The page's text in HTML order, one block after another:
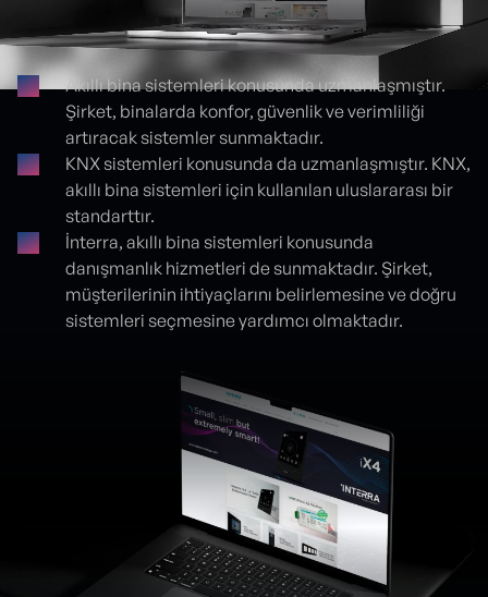
Proje detayları
Akıllı bina sistemleri konusunda uzmanlaşmıştır.
Şirket, binalarda konfor, güvenlik ve verimliliği
artıracak sistemler sunmaktadır.
KNX sistemleri konusunda da uzmanlaşmıştır. KNX,
akıllı bina sistemleri için kullanılan uluslararası bir
standarttır.
İnterra, akıllı bina sistemleri konusunda
danışmanlık hizmetleri de sunmaktadır. Şirket,
müşterilerinin ihtiyaçlarını belirlemesine ve doğru
sistemleri seçmesine yardımcı olmaktadır.